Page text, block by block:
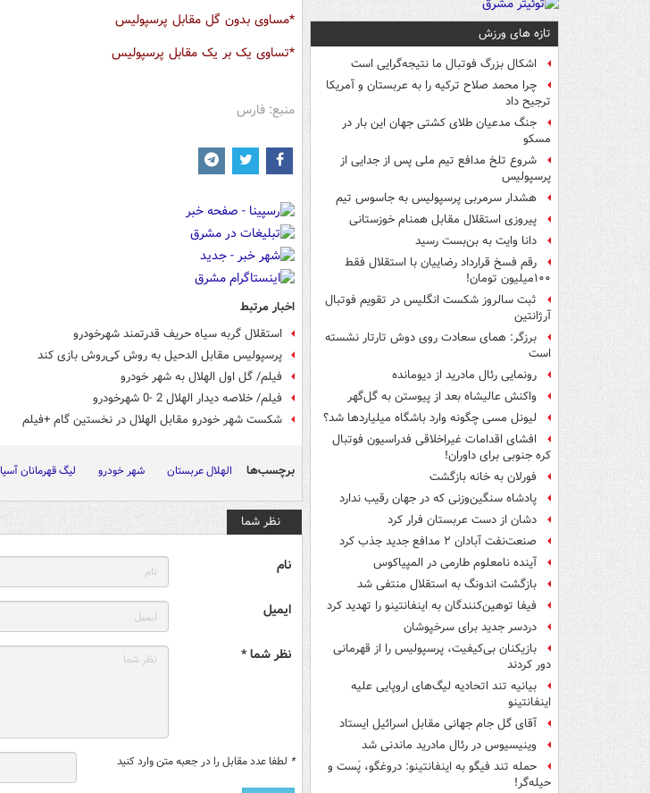
تازه های ورزش
اشکال بزرگ فوتبال ما نتیجه‌گرایی است
چرا محمد صلاح ترکیه را به عربستان و آمریکا
ترجیح داد
جنگ مدعیان طلای کشتی جهان این بار در
مسکو
شروع تلخ مدافع تیم ملی پس از جدایی از
پرسپولیس
هشدار سرمربی پرسپولیس به جاسوس تیم
پیروزی استقلال مقابل همنام خوزستانی
دانا وایت به بن‌بست رسید
رقم فسخ قرارداد رضاییان با استقلال فقط
۱۰۰میلیون تومان!
ثبت سالروز شکست انگلیس در تقویم فوتبال
آرژانتین
برزگر: همای سعادت روی دوش تارتار نشسته
است
رونمایی رئال مادرید از دیومانده
واکنش عالیشاه بعد از پیوستن به گل‌گهر
لیونل مسی چگونه وارد باشگاه میلیاردها شد؟
افشای اقدامات غیراخلاقی فدراسیون فوتبال
کره جنوبی برای داوران!
فورلان به خانه بازگشت
پادشاه سنگین‌وزنی که در جهان رقیب ندارد
دشان از دست عربستان فرار کرد
صنعت‌نفت آبادان ۲ مدافع جدید جذب کرد
آینده نامعلوم طارمی در المپیاکوس
بازگشت اندونگ به استقلال منتفی شد
فیفا توهین‌کنندگان به اینفانتینو را تهدید کرد
دردسر جدید برای سرخپوشان
بازیکنان بی‌کیفیت، پرسپولیس را از قهرمانی
دور کردند
بیانیه تند اتحادیه لیگ‌های اروپایی علیه
اینفانتینو
آقای گل جام جهانی مقابل اسرائیل ایستاد
وینیسیوس در رئال مادرید ماندنی شد
حمله تند فیگو به اینفانتینو: دروغگو، پَست‌ و
حیله‌گر!
*مساوی بدون گل مقابل پرسپولیس
*تساوی یک بر یک مقابل پرسپولیس
منبع: فارس
اخبار مرتبط
استقلال گربه سیاه حریف قدرتمند شهرخودرو
پرسپولیس مقابل الدحیل به روش کی‌روش بازی کند
فیلم/ گل اول الهلال به شهر خودرو
فیلم/ خلاصه دیدار الهلال 2 -0 شهرخودرو
شکست شهر خودرو مقابل الهلال در نخستین گام +فیلم
برچسب‌ها الهلال عربستان شهر خودرو لیگ قهرمانان آسیا
نظر شما
نام
ایمیل
نظر شما *
* لطفا عدد مقابل را در جعبه متن وارد کنید